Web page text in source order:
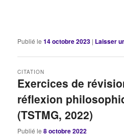
Publié le14 octobre 2023 | Laisser
Exercices de
réflexion
(TSTMG, 2022)
CITATION
Publié le8 octobre 2022